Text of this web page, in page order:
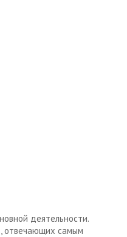
деятельности.
отвечающих самым